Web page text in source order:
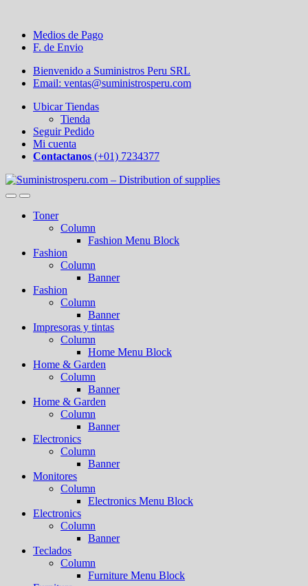
Medios de Pago
F. de Envio
Bienvenido a Suministros Peru SRL
Email: ventas@suministrosperu.com
Ubicar Tiendas
Tienda
Seguir Pedido
Mi cuenta
Contactanos (+01) 7234377
Toner
Column
Fashion Menu Block
Fashion
Column
Banner
Fashion
Column
Banner
Impresoras y tintas
Column
Home Menu Block
Home & Garden
Column
Banner
Home & Garden
Column
Banner
Electronics
Column
Banner
Monitores
Column
Electronics Menu Block
Electronics
Column
Banner
Teclados
Column
Furniture Menu Block